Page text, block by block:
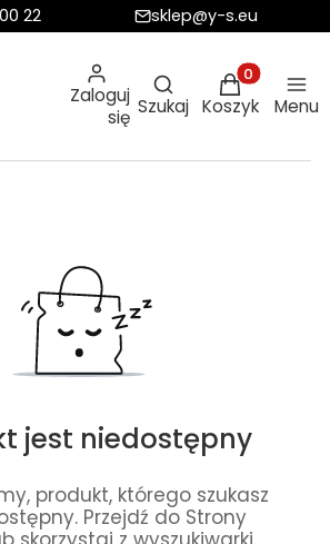
22 sklep@y-s.eu
Zaloguj
się
Otwórz
Szukaj
Produkty w
Koszyk Menu
jest niedostępny
produkt, którego szukasz
Przejdź do Strony